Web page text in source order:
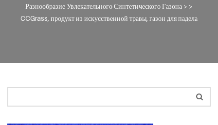
Разнообразие Увлекательного Синтетического Газона > >
CCGrass, продукт из искусственной травы, газон для падела